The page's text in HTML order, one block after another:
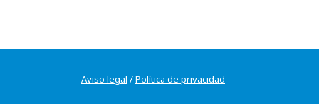
Aviso legal /Política de privacidad